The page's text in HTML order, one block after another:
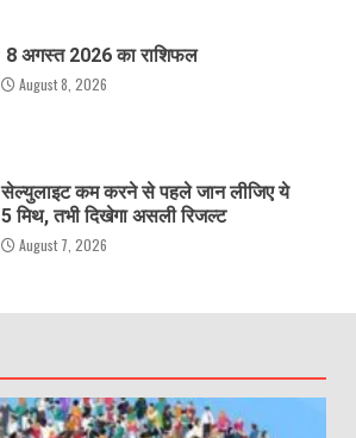
8 अगस्त 2026 का राशिफल
August 8, 2026
सेल्युलाइट कम करने से पहले जान लीजिए ये
5 मिथ, तभी दिखेगा असली रिजल्ट
August 7, 2026